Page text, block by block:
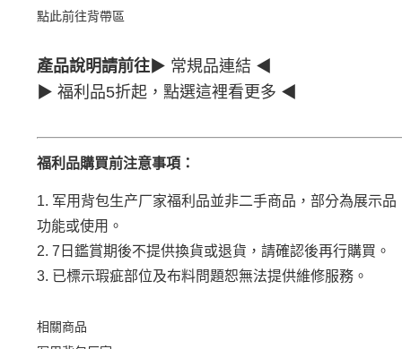
點此前往背帶區
產品說明請前往 ▶ 常規品連結 ◀
▶ 福利品5折起，點選這裡看更多 ◀
福利品購買前注意事項：
1. 军用背包生产厂家福利品並非二手商品，部分為展示
功能或使用。
2. 7日鑑賞期後不提供換貨或退貨，請確認後再行購買。
3. 已標示瑕疵部位及布料問題恕無法提供維修服務。
相關商品